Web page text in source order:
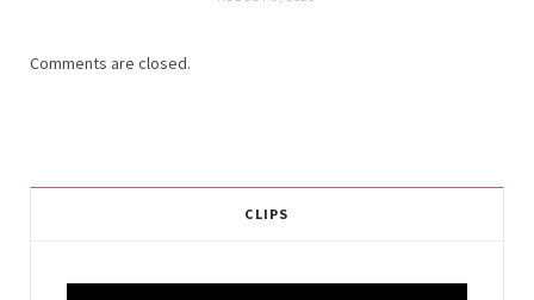
Comments are closed.
CLIPS